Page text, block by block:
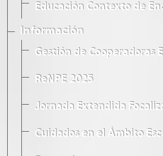
Educación Contexto de
Información
Gestión de Cooperadoras
ReNPE 2025
Jornada Extendida
Cuidados en el Ámbito